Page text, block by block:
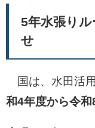
5年水張り
せ
国は、水田活
和4年度から令